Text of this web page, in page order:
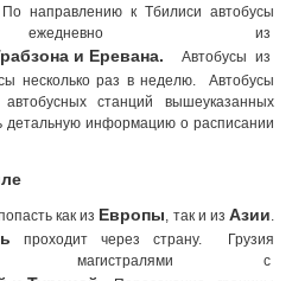
направлению к Тбилиси автобусы
ежедневно из
и Еревана. Автобусы из
несколько раз в неделю. Автобусы
станций вышеуказанных
детальную информацию о расписании
как из Европы, так и изАзии.
проходит через страну. Грузия
магистралями с